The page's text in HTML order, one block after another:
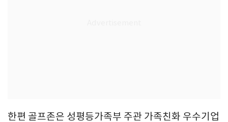
한편 골프존은 성평등가족부 주관 가족친화 우수기업